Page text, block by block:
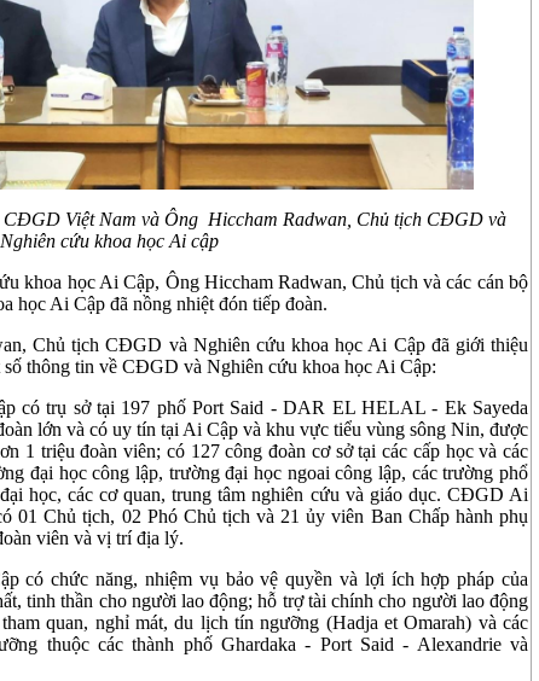
Việt Nam và Ông Hiccham Radwan, Chủ tịch CĐGD và
Nghiên cứu khoa học Ai cập
khoa học Ai Cập, Ông Hiccham Radwan, Chủ tịch và các cán bộ
học Ai Cập đã nồng nhiệt đón tiếp đoàn.
Chủ tịch CĐGD và Nghiên cứu khoa học Ai Cập đã giới thiệu
thông tin về CĐGD và Nghiên cứu khoa học Ai Cập:
có trụ sở tại 197 phố Port Said - DAR EL HELAL - Ek Sayeda
lớn và có uy tín tại Ai Cập và khu vực tiểu vùng sông Nin, được
1 triệu đoàn viên; có 127 công đoàn cơ sở tại các cấp học và các
đại học công lập, trường đại học ngoai công lập, các trường phổ
học, các cơ quan, trung tâm nghiên cứu và giáo dục. CĐGD Ai
01 Chủ tịch, 02 Phó Chủ tịch và 21 ủy viên Ban Chấp hành phụ
viên và vị trí địa lý.
có chức năng, nhiệm vụ bảo vệ quyền và lợi ích hợp pháp của
tinh thần cho người lao động; hỗ trợ tài chính cho người lao động
quan, nghỉ mát, du lịch tín ngưỡng (Hadja et Omarah) và các
thuộc các thành phố Ghardaka - Port Said - Alexandrie và